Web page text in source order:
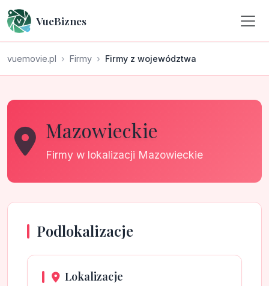
VueBiznes
vuemovie.pl Firmy Firmy z województwa
Mazowieckie
Firmy w lokalizacji Mazowieckie
Podlokalizacje
Lokalizacje